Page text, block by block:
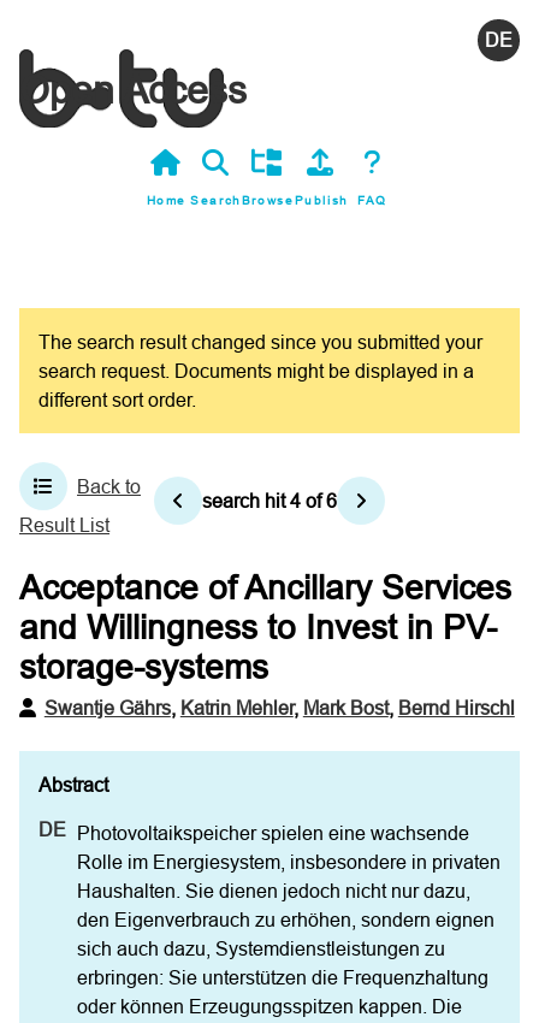
Open Access
Home SearchBrowsePublish FAQ
The search result changed since you submitted your
search request. Documents might be displayed in a
different sort order.
search hit4 of6
Back to
Result List
Acceptance of Ancillary Services
and Willingness to Invest in PV-
storage-systems
Swantje Gährs, Katrin Mehler, Mark Bost, Bernd Hirschl
Photovoltaikspeicher spielen eine wachsende
Rolle im Energiesystem, insbesondere in privaten
Haushalten. Sie dienen jedoch nicht nur dazu,
den Eigenverbrauch zu erhöhen, sondern eignen
sich auch dazu, Systemdienstleistungen zu
erbringen: Sie unterstützen die Frequenzhaltung
oder können Erzeugungsspitzen kappen. Die